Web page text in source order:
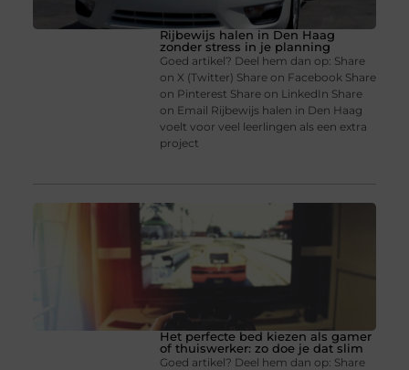
Rijbewijs halen in Den Haag
zonder stress in je planning
Goed artikel? Deel hem dan op: Share
on X (Twitter) Share on Facebook Share
on Pinterest Share on LinkedIn Share
on Email Rijbewijs halen in Den Haag
voelt voor veel leerlingen als een extra
project
Het perfecte bed kiezen als gamer
of thuiswerker: zo doe je dat slim
Goed artikel? Deel hem dan op: Share